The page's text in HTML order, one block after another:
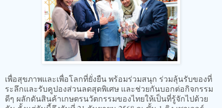
เพื่อสุขภาพและเพื่อโลกที่ยั่งยืน พร้อมร่วมสนุก ร่วมลุ้นรับของที่
ระลึกและรับคูปองส่วนลดสุดพิเศษ และช่วยกันบอกต่อกิจกรรม
ดีๆ ผลักดันสินค้าเกษตรนวัตกรรมของไทยให้เป็นที่รู้จักไปด้วย